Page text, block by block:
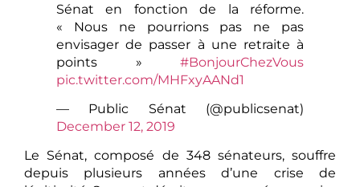
Sénat en fonction de la réforme.
« Nous ne pourrions pas ne pas
envisager de passer à une retraite à
points » #BonjourChezVous
pic.twitter.com/MHFxyAANd1
— Public Sénat (@publicsenat)
December 12, 2019
Le Sénat, composé de 348 sénateurs, souffre
depuis plusieurs années d’une crise de